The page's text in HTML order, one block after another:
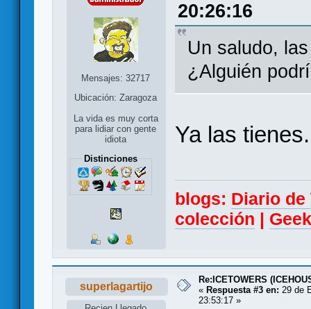
Mensajes: 32717
Ubicación: Zaragoza
La vida es muy corta
para lidiar con gente
idiota
Distinciones
20:26:16
Un saludo,
¿Alguién
Ya las tienes.
blogs: Diario
colección |
superlagartijo
Re:ICETOWERS
« Respuesta #3 en: 29 de
23:53:17 »